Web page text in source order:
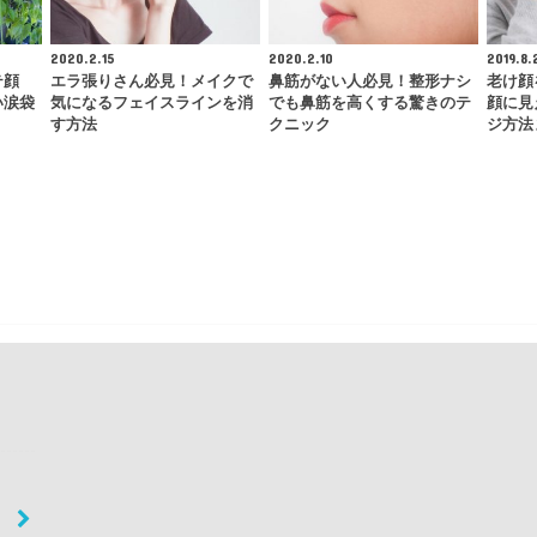
顔
涙袋
2020.2.15
エラ張りさん必見！メイクで
気になるフェイスラインを消
す方法
2020.2.10
鼻筋がない人必見！整形ナシ
でも鼻筋を高くする驚きのテ
クニック
老け顔
顔に
ジ方